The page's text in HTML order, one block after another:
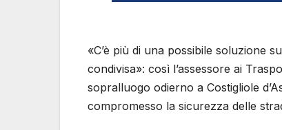
«C’è più di una possibile soluzione
condivisa»: così l’assessore ai
sopralluogo odierno a Costigliole
compromesso la sicurezza delle